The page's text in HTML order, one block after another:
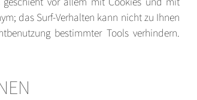
das Surf-Verhalten kann nicht zu Ihnen
bestimmter Tools verhindern.